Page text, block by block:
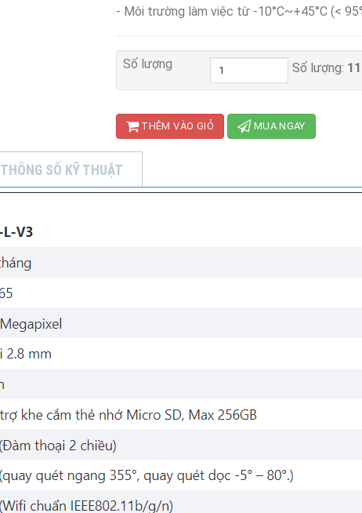
- Môi trường làm việc từ -10°C~+45°C (<
Số lượng Số lượng: 11
THÊM VÀO GIỎ MUA NGAY
THÔNG SỐ KỸ THUẬT